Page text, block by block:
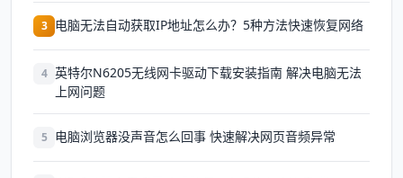
3 电脑无法自动获取IP地址怎么办？5种方法快速恢复网络
4 英特尔N6205无线网卡驱动下载安装指南 解决电脑无法
上网问题
5 电脑浏览器没声音怎么回事 快速解决网页音频异常